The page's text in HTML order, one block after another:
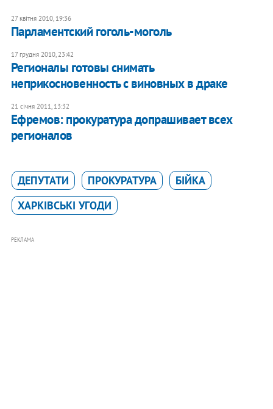
27 квітня 2010, 19:36
Парламентский гоголь-моголь
17 грудня 2010, 23:42
Регионалы готовы снимать
неприкосновенность с виновных в драке
21 січня 2011, 13:32
Ефремов: прокуратура допрашивает всех
регионалов
ДЕПУТАТИ ПРОКУРАТУРА
БІЙКА
ХАРКІВСЬКІ УГОДИ
РЕКЛАМА